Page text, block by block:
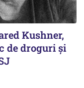
Kushner,
de droguri și